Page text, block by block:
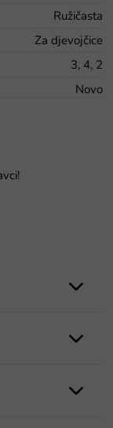
Ružičasta
Za djevojčice
3, 4, 2
Novo